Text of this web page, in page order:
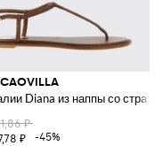
с ламинацией и стразами
CAOVILLA
Diana из наппы со
₽
₽
-45%